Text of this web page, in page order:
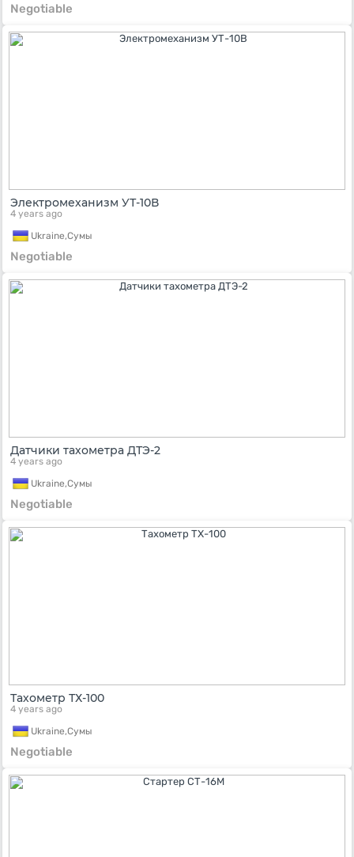
Negotiable
Электромеханизм УТ-10В
4 years ago
Ukraine,Сумы
Negotiable
Датчики тахометра ДТЭ-2
4 years ago
Ukraine,Сумы
Negotiable
Тахометр ТХ-100
4 years ago
Ukraine,Сумы
Negotiable